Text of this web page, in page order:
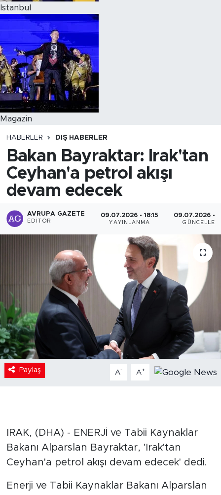
Istanbul
Magazin
HABERLER DIŞ HABERLER
Bakan Bayraktar: Irak'tan
Ceyhan'a petrol akışı
devam edecek
AVRUPA GAZETE
EDITÖR
09.07.2026 - 18:15
YAYINLANMA
09.07.2026 -
Paylaş A- A+
IRAK, (DHA) - ENERJİ ve Tabii Kaynaklar
Bakanı Alparslan Bayraktar, 'Irak'tan
Ceyhan'a petrol akışı devam edecek' dedi.
Enerji ve Tabii Kaynaklar Bakanı Alparslan